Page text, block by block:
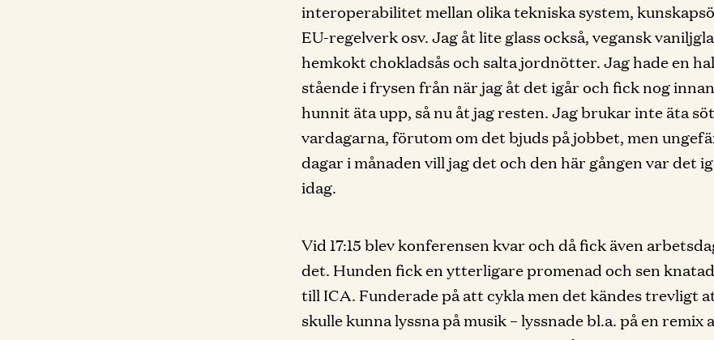
interoperabilitet mellan olika tekniska system,
EU-regelverk osv. Jag åt lite glass också, vegansk
hemkokt chokladsås och salta jordnötter. Jag hade en
stående i frysen från när jag åt det igår och fick nog
hunnit äta upp, så nu åt jag resten. Jag brukar inte äta
vardagarna, förutom om det bjuds på jobbet, men
dagar i månaden vill jag det och den här gången var det
idag.
Vid 17:15 blev konferensen kvar och då fick även
det. Hunden fick en ytterligare promenad och sen
till ICA. Funderade på att cykla men det kändes trevligt
skulle kunna lyssna på musik – lyssnade bl.a. på en remix